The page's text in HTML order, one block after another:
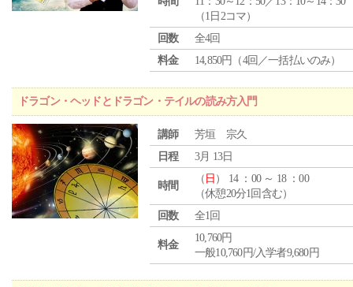
（1日2コマ）
回数
全4回
料金
14,850円（4回／一括払いのみ）
ドラゴン・ヘッドとドラゴン・テイルの読み方入門
講師
芳垣 宗久
日程
3月 13日
時間
（ 日 ） 14 ：00 ～ 18 ：00
（休憩20分1回含む）
回数
全1回
料金
10,760円
一般10,760円/入学者9,680円